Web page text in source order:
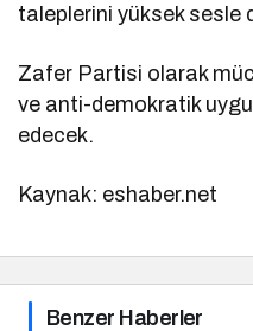
taleplerini yüksek sesle
Zafer Partisi olarak
ve anti-demokratik
edecek.
Kaynak: eshaber.net
Benzer Haberler